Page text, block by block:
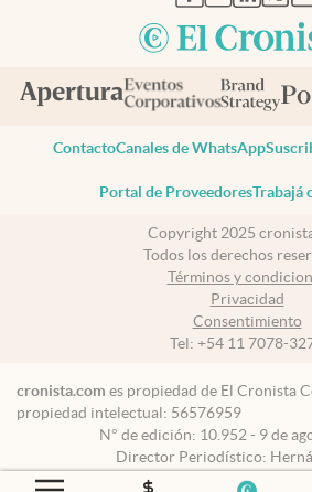
ContactoCanales de WhatsApp
Portal de ProveedoresTrabajá
Copyright 2025
Todos los derechos
Términos y
Privacidad
Consentimiento
Tel: +54 11 7078-
cronista.com es propiedad de El Cronista
propiedad intelectual: 56576959
N° de edición: 10.952 - 9 de
Director Periodístico: